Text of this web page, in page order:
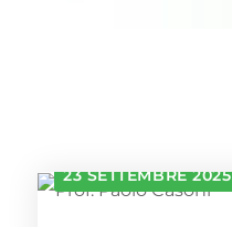
23 SETTEMBRE 2025